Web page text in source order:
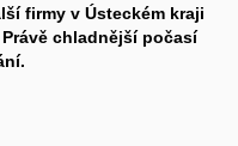
firmy v Ústeckém kraji
chladnější počasí